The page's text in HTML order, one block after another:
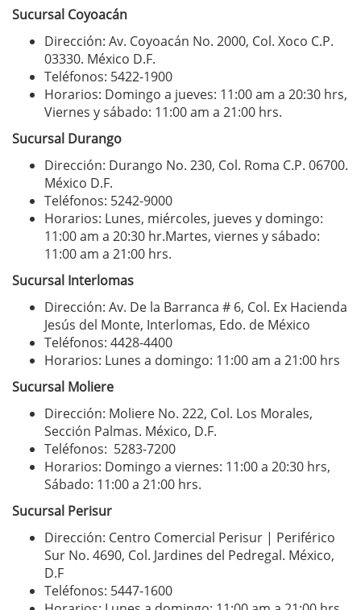
Sucursal Coyoacán
Dirección: Av. Coyoacán No. 2000, Col. Xoco C.P.
03330. México D.F.
Teléfonos: 5422-1900
Horarios: Domingo a jueves: 11:00 am a 20:30 hrs,
Viernes y sábado: 11:00 am a 21:00 hrs.
Sucursal Durango
Dirección: Durango No. 230, Col. Roma C.P. 06700.
México D.F.
Teléfonos: 5242-9000
Horarios: Lunes, miércoles, jueves y domingo:
11:00 am a 20:30 hr.Martes, viernes y sábado:
11:00 am a 21:00 hrs.
Sucursal Interlomas
Dirección: Av. De la Barranca # 6, Col. Ex Hacienda
Jesús del Monte, Interlomas, Edo. de México
Teléfonos: 4428-4400
Horarios: Lunes a domingo: 11:00 am a 21:00 hrs
Sucursal Moliere
Dirección: Moliere No. 222, Col. Los Morales,
Sección Palmas. México, D.F.
Teléfonos: 5283-7200
Horarios: Domingo a viernes: 11:00 a 20:30 hrs,
Sábado: 11:00 a 21:00 hrs.
Sucursal Perisur
Dirección: Centro Comercial Perisur | Periférico
Sur No. 4690, Col. Jardines del Pedregal. México,
D.F
Teléfonos: 5447-1600